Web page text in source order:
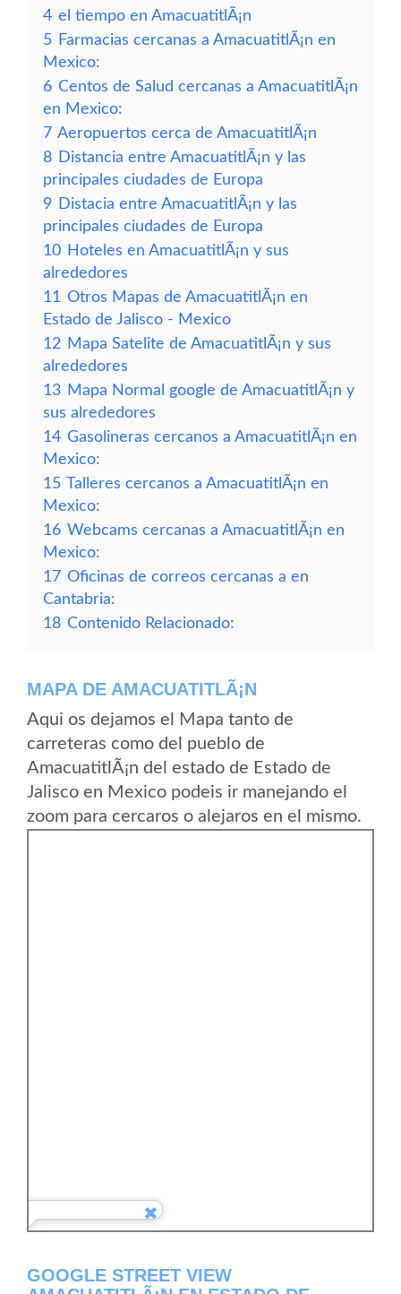
4 el tiempo en AmacuatitlÃ¡n
5 Farmacias cercanas a AmacuatitlÃ¡n en
Mexico:
6 Centos de Salud cercanas a AmacuatitlÃ¡n
en Mexico:
7 Aeropuertos cerca de AmacuatitlÃ¡n
8 Distancia entre AmacuatitlÃ¡n y las
principales ciudades de Europa
9 Distacia entre AmacuatitlÃ¡n y las
principales ciudades de Europa
10 Hoteles en AmacuatitlÃ¡n y sus
alrededores
11 Otros Mapas de AmacuatitlÃ¡n en
Estado de Jalisco - Mexico
12 Mapa Satelite de AmacuatitlÃ¡n y sus
alrededores
13 Mapa Normal google de AmacuatitlÃ¡n y
sus alrededores
14 Gasolineras cercanos a AmacuatitlÃ¡n en
Mexico:
15 Talleres cercanos a AmacuatitlÃ¡n en
Mexico:
16 Webcams cercanas a AmacuatitlÃ¡n en
Mexico:
17 Oficinas de correos cercanas a en
Cantabria:
18 Contenido Relacionado:
MAPA DE AMACUATITLÃ¡N
Aqui os dejamos el Mapa tanto de
carreteras como del pueblo de
AmacuatitlÃ¡n del estado de Estado de
Jalisco en Mexico podeis ir manejando el
zoom para cercaros o alejaros en el mismo.
GOOGLE STREET VIEW